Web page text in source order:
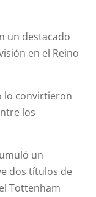
un destacado
en el Reino
lo convirtieron
los
un
dos títulos de
Tottenham